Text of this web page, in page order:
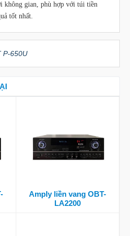
không gian, phù hợp với túi tiền
tốt nhất.
P-650U
Amply liền vang OBT-
LA2200